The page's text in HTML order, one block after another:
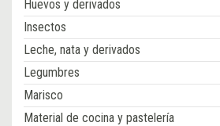
Huevos y derivados
Insectos
Leche, nata y derivados
Legumbres
Marisco
Material de cocina y pastelería